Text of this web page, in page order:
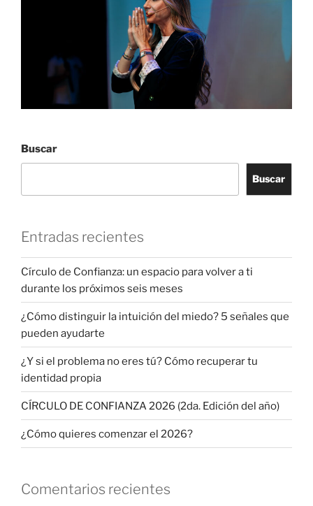
Buscar
Buscar
Entradas recientes
Círculo de Confianza: un espacio para volver a ti
durante los próximos seis meses
¿Cómo distinguir la intuición del miedo? 5 señales que
pueden ayudarte
¿Y si el problema no eres tú? Cómo recuperar tu
identidad propia
CÍRCULO DE CONFIANZA 2026 (2da. Edición del año)
¿Cómo quieres comenzar el 2026?
Comentarios recientes